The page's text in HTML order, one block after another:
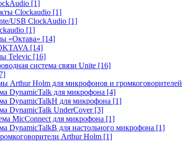
[1]
Clockaudio [1]
USB ClockAudio [1]
[1]
«Октава» [14]
[14]
Televic [16]
система связи Unite [16]
Arthur Holm для микрофонов и громкоговорителей
DynamicTalk для микрофона [4]
DynamicTalkH для микрофона [1]
DynamicTalk UnderCover [3]
MicConnect для микрофона [1]
DynamicTalkB для настольного микрофона [1]
Arthur Holm [1]